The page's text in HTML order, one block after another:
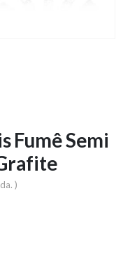
Fumê Semi
)